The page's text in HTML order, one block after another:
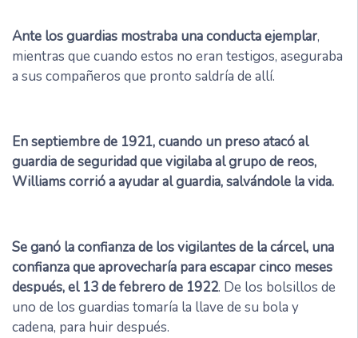
Ante los guardias mostraba una conducta ejemplar,
mientras que cuando estos no eran testigos, aseguraba
a sus compañeros que pronto saldría de allí.
En septiembre de 1921, cuando un preso atacó al
guardia de seguridad que vigilaba al grupo de reos,
Williams corrió a ayudar al guardia, salvándole la vida.
Se ganó la confianza de los vigilantes de la cárcel, una
confianza que aprovecharía para escapar cinco meses
después, el 13 de febrero de 1922. De los bolsillos de
uno de los guardias tomaría la llave de su bola y
cadena, para huir después.